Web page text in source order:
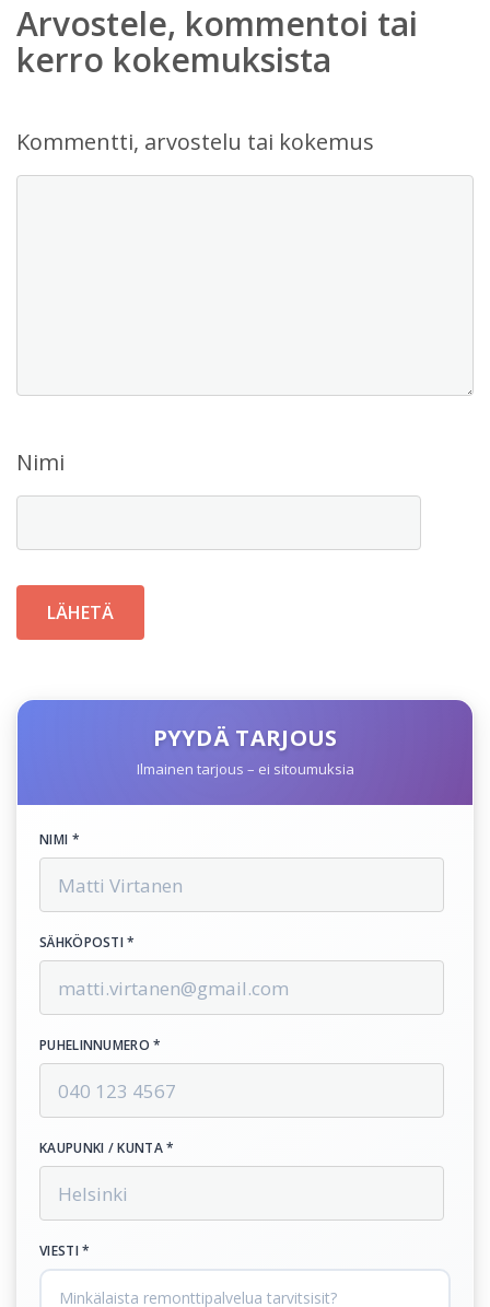
Arvostele, kommentoi tai
kerro kokemuksista
Kommentti, arvostelu tai kokemus
Nimi
PYYDÄ TARJOUS
Ilmainen tarjous – ei sitoumuksia
NIMI *
SÄHKÖPOSTI *
PUHELINNUMERO *
KAUPUNKI / KUNTA *
VIESTI *